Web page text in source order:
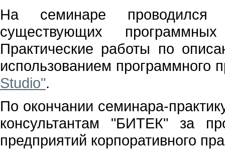
На семинаре проводился
существующих программных
Практические работы по
использованием программного
Studio".
По окончании семинара-
консультантам "БИТЕК" за
предприятий корпоративного